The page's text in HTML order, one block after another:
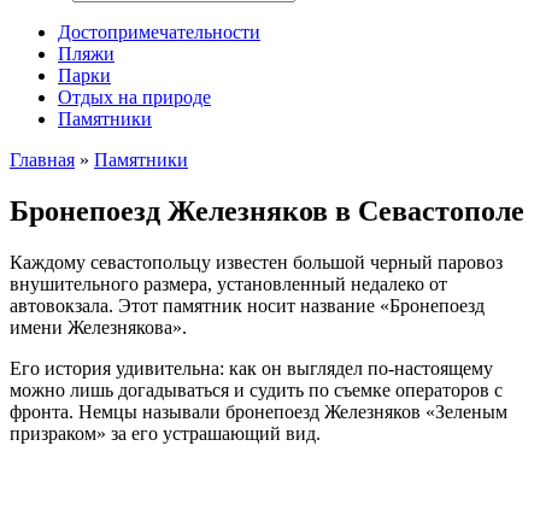
Достопримечательности
Пляжи
Парки
Отдых на природе
Памятники
Главная » Памятники
Бронепоезд Железняков в Севастополе
Каждому севастопольцу известен большой черный паровоз
внушительного размера, установленный недалеко от
автовокзала. Этот памятник носит название «Бронепоезд
имени Железнякова».
Его история удивительна: как он выглядел по-настоящему
можно лишь догадываться и судить по съемке операторов с
фронта. Немцы называли бронепоезд Железняков «Зеленым
призраком» за его устрашающий вид.